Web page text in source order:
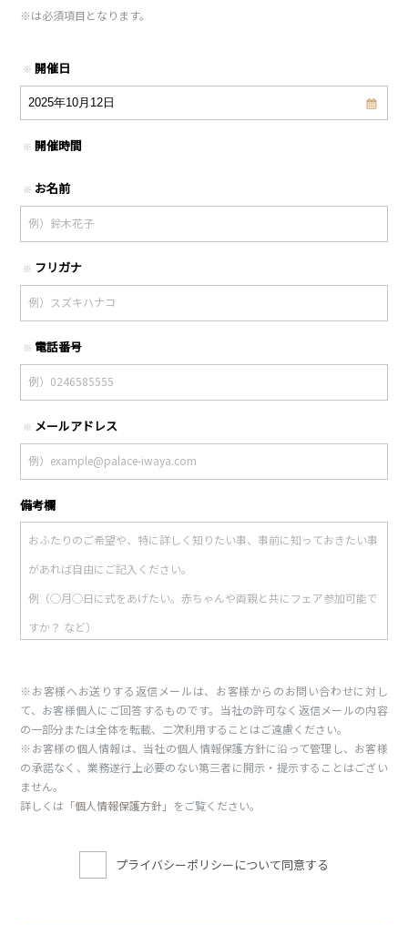
※は必須項目となります。
※ 開催日
※ 開催時間
※ お名前
※ フリガナ
※ 電話番号
※ メールアドレス
備考欄
※お客様へお送りする返信メールは、お客様からのお問い合わせに対し
て、お客様個人にご回答するものです。当社の許可なく返信メールの内容
の一部分または全体を転載、二次利用することはご遠慮ください。
※お客様の個人情報は、当社の個人情報保護方針に沿って管理し、お客様
の承諾なく、業務遂行上必要のない第三者に開示・提示することはござい
ません。
詳しくは「個人情報保護方針」をご覧ください。
プライバシーポリシーについて同意する